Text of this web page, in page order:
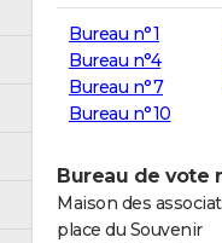
Bureau n°1
Bureau n°4
Bureau n°7
Bureau n°10
Bureau de vote
Maison des
place du Souvenir